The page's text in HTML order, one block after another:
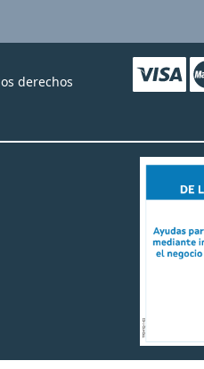
derechos